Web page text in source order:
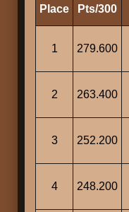
Place Pts/300
1 279.600
2 263.400
3 252.200
4 248.200